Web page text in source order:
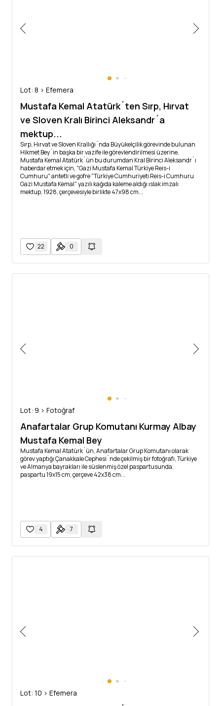
Lot: 8 > Efemera
Mustafa Kemal Atatürk´ten Sırp, Hırvat
ve Sloven Kralı Birinci Aleksandr´a
mektup...
Sırp, Hırvat ve Sloven Krallığı´nda Büyükelçilik görevinde bulunan
Hikmet Bey´in başka bir vazife ile görevlendirilmesi üzerine,
Mustafa Kemal Atatürk´ün bu durumdan Kral Birinci Aleksandr´ı
haberdar etmek için, "Gazi Mustafa Kemal Türkiye Reis-i
Cumhuru" antetli ve gofre "Türkiye Cumhuriyeti Reis-i Cumhuru
Gazi Mustafa Kemal" yazılı kağıda kaleme aldığı ıslak imzalı
mektup, 1928, çerçevesiyle birlikte 47x98 cm...
22 0
Lot: 9 > Fotoğraf
Anafartalar Grup Komutanı Kurmay Albay
Mustafa Kemal Bey
Mustafa Kemal Atatürk´ün, Anafartalar Grup Komutanı olarak
görev yaptığı Çanakkale Cephesi´nde çekilmiş bir fotoğrafı, Türkiye
ve Almanya bayrakları ile süslenmiş özel paspartusunda,
paspartu 19x15 cm, çerçeve 42x38 cm...
4 7
Lot: 10 > Efemera